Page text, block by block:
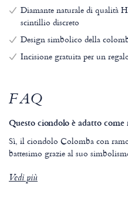
Diamante naturale di qualità
scintillio discreto
Design simbolico della
Incisione gratuita per un
FAQ
Questo ciondolo è adatto
Sì, il ciondolo Colomba con
battesimo grazie al suo
Vedi più